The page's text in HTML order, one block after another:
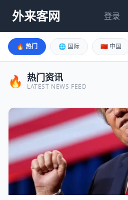
外来客网 登录
🔥 热门 🌐 国际 🇨🇳 中国
🔥 热门资讯
LATEST NEWS FEED